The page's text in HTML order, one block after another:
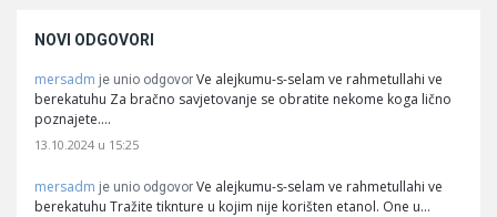
NOVI ODGOVORI
mersadm je unio odgovor Ve alejkumu-s-selam ve rahmetullahi ve
berekatuhu Za bračno savjetovanje se obratite nekome koga lično
poznajete.…
13.10.2024 u 15:25
mersadm je unio odgovor Ve alejkumu-s-selam ve rahmetullahi ve
berekatuhu Tražite tiknture u kojim nije korišten etanol. One u…